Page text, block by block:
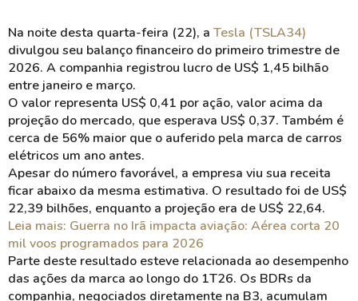
Na noite desta quarta-feira (22), a Tesla (TSLA34)
divulgou seu balanço financeiro do primeiro trimestre de
2026. A companhia registrou lucro de US$ 1,45 bilhão
entre janeiro e março.
O valor representa US$ 0,41 por ação, valor acima da
projeção do mercado, que esperava US$ 0,37. Também é
cerca de 56% maior que o auferido pela marca de carros
elétricos um ano antes.
Apesar do número favorável, a empresa viu sua receita
ficar abaixo da mesma estimativa. O resultado foi de US$
22,39 bilhões, enquanto a projeção era de US$ 22,64.
Leia mais: Guerra no Irã impacta aviação: Aérea corta 20
mil voos programados para 2026
Parte deste resultado esteve relacionada ao desempenho
das ações da marca ao longo do 1T26. Os BDRs da
companhia, negociados diretamente na B3, acumulam